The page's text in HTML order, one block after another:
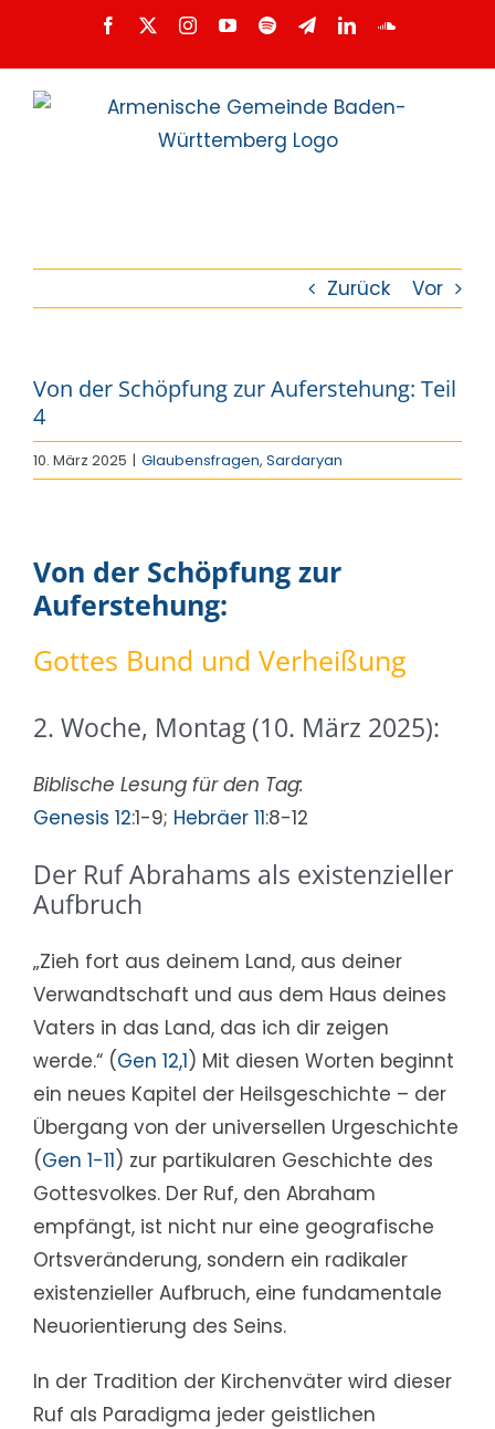
Facebook InstagramYouTube
SpotifyTelegramLinkedInSoundCloud
Zurück Vor
Von der Schöpfung zur Auferstehung: Teil
4
10. März 2025 | Glaubensfragen, Sardaryan
Von der Schöpfung zur
Auferstehung:
Gottes Bund und Verheißung
2. Woche, Montag (10. März 2025):
Biblische Lesung für den Tag:
Genesis 12:1-9; Hebräer 11:8-12
Der Ruf Abrahams als existenzieller
Aufbruch
„Zieh fort aus deinem Land, aus deiner
Verwandtschaft und aus dem Haus deines
Vaters in das Land, das ich dir zeigen
werde.“ (Gen 12,1) Mit diesen Worten beginnt
ein neues Kapitel der Heilsgeschichte – der
Übergang von der universellen Urgeschichte
(Gen 1-11) zur partikularen Geschichte des
Gottesvolkes. Der Ruf, den Abraham
empfängt, ist nicht nur eine geografische
Ortsveränderung, sondern ein radikaler
existenzieller Aufbruch, eine fundamentale
Neuorientierung des Seins.
In der Tradition der Kirchenväter wird dieser
Ruf als Paradigma jeder geistlichen